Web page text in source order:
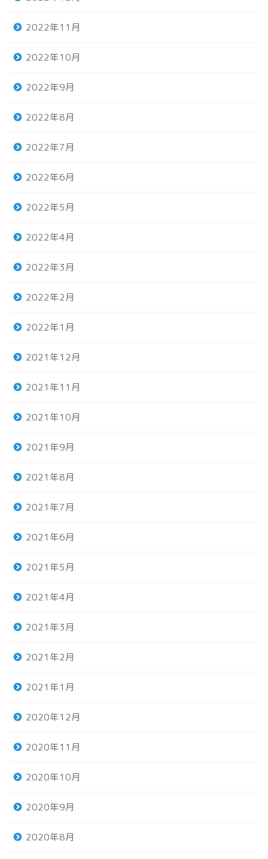
2022年11月
2022年10月
2022年9月
2022年8月
2022年7月
2022年6月
2022年5月
2022年4月
2022年3月
2022年2月
2022年1月
2021年12月
2021年11月
2021年10月
2021年9月
2021年8月
2021年7月
2021年6月
2021年5月
2021年4月
2021年3月
2021年2月
2021年1月
2020年12月
2020年11月
2020年10月
2020年9月
2020年8月